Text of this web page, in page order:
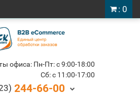
: 0
офиса: Пн-Пт: c 9:00-18:00
Cб: c 11:00-17:00
244-66-00